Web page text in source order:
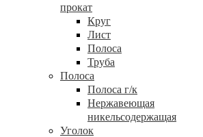
прокат
Круг
Лист
Полоса
Труба
Полоса
Полоса г/к
Нержавеющая
никельсодержащая
Уголок